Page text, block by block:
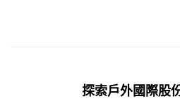
探索戶外國際股